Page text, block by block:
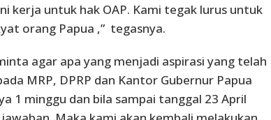
kerja untuk hak OAP. Kami tegak lurus untuk
orang Papua ,” tegasnya.
agar apa yang menjadi aspirasi yang telah
MRP, DPRP dan Kantor Gubernur Papua
1 minggu dan bila sampai tanggal 23 April